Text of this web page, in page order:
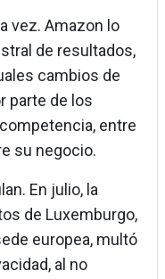
vez. Amazon lo
de resultados,
cambios de
parte de los
entre
su negocio.
En julio, la
de Luxemburgo,
europea, multó
al no